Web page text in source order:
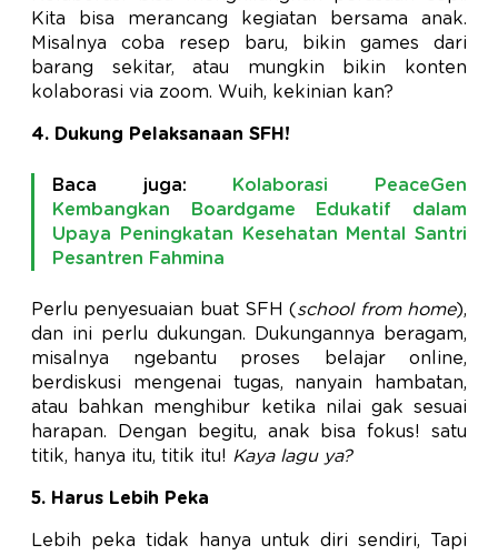
Kita bisa merancang kegiatan bersama anak.
Misalnya coba resep baru, bikin games dari
barang sekitar, atau mungkin bikin konten
kolaborasi via zoom. Wuih, kekinian kan?
4. Dukung Pelaksanaan SFH!
Baca juga:
Kolaborasi PeaceGen
Kembangkan Boardgame Edukatif dalam
Upaya Peningkatan Kesehatan Mental Santri
Pesantren Fahmina
Perlu penyesuaian buat SFH (school from home),
dan ini perlu dukungan. Dukungannya beragam,
misalnya ngebantu proses belajar online,
berdiskusi mengenai tugas, nanyain hambatan,
atau bahkan menghibur ketika nilai gak sesuai
harapan. Dengan begitu, anak bisa fokus! satu
titik, hanya itu, titik itu! Kaya lagu ya?
5. Harus Lebih Peka
Lebih peka tidak hanya untuk diri sendiri, Tapi